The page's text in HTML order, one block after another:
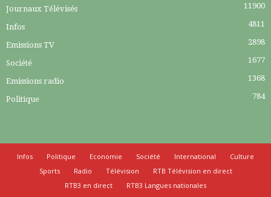
Journaux Télévisés 11900
Infos 4811
Emissions TV 2898
Société 1677
Emissions radio 1368
Politique 784
Infos Politique Economie Société International
Culture
Sports
Radio Télévision
RTB Télévision en direct
RTB3 en direct
RTB3 Langues nationales